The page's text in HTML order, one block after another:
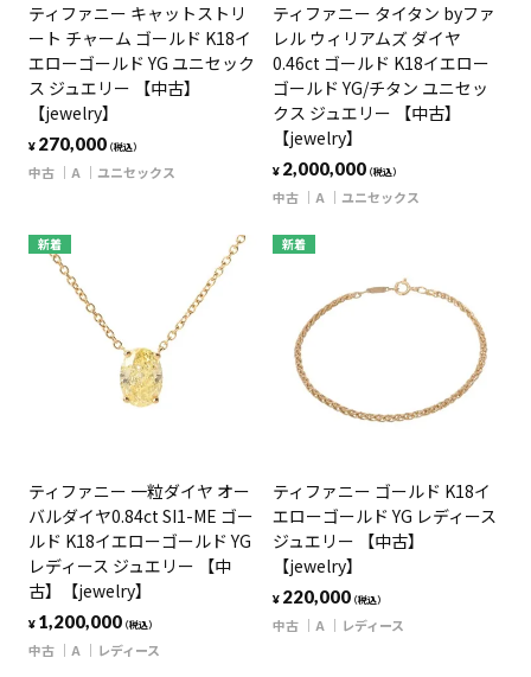
ティファニー キャットストリ
ート チャーム ゴールド K18イ
エローゴールド YG ユニセック
ス ジュエリー 【中古】
【jewelry】
¥ 270,000（税込）
中古 A ユニセックス
ティファニー タイタン byファ
レル ウィリアムズ ダイヤ
0.46ct ゴールド K18イエロー
ゴールド YG/チタン ユニセッ
クス ジュエリー 【中古】
【jewelry】
¥ 2,000,000（税込）
中古 A ユニセックス
新着
ティファニー 一粒ダイヤ オー
バルダイヤ0.84ct SI1-ME ゴー
ルド K18イエローゴールド YG
レディース ジュエリー 【中
古】【jewelry】
¥ 1,200,000（税込）
中古 A レディース
新着
ティファニー ゴールド K18イ
エローゴールド YG レディース
ジュエリー 【中古】
【jewelry】
¥ 220,000（税込）
中古 A レディース